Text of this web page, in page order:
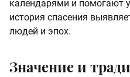
календарями и помогают
история спасения
людей и эпох.
Значение и